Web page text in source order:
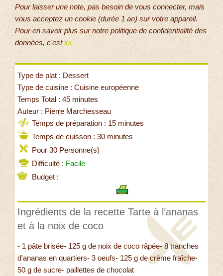
Pour laisser une note, pas besoin de vous connecter, mais
vous acceptez un cookie (durée 1 an) sur votre appareil.
Pour en savoir plus sur notre politique de confidentialité des
données, c'estici
Type de plat : Dessert
Type de cuisine : Cuisine européenne
Temps Total : 45 minutes
Auteur : Pierre Marchesseau
Temps de préparation : 15 minutes
Temps de cuisson : 30 minutes
Pour 30 Personne(s)
Difficulté : Facile
Budget :
Ingrédients de la recette Tarte à l’ananas
et à la noix de coco
- 1 pâte brisée- 125 g de noix de coco râpée- 8 tranches
d'ananas en quartiers- 3 oeufs- 125 g de crème fraîche-
50 g de sucre- paillettes de chocolat